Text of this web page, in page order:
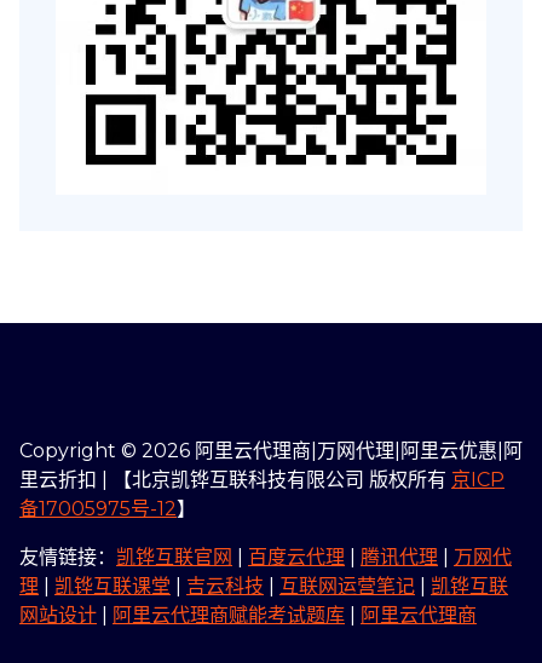
Copyright © 2026 阿里云代理商|万网代理|阿里云优惠|阿
里云折扣 | 【北京凯铧互联科技有限公司 版权所有 京ICP
备17005975号-12】
友情链接： 凯铧互联官网 百度云代理 腾讯代理
万网代
理
凯铧互联课堂 吉云科技 互联网运营笔记
凯铧互联
网站设计
阿里云代理商赋能考试题库 阿里云代理商